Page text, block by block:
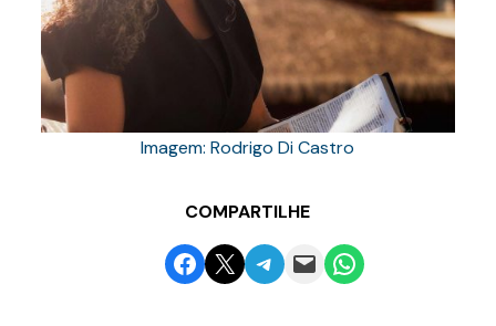
Imagem: Rodrigo Di Castro
COMPARTILHE
Share on Facebook
Email this PageShare on Telegram
Email this PageShare on WhatsApp